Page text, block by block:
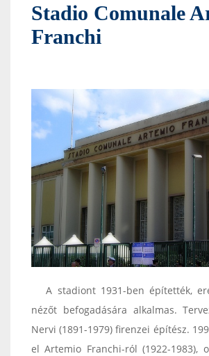
Stadio Comunale
Franchi
A stadiont 1931-ben építették,
nézőt befogadására alkalmas.
Nervi (1891-1979) firenzei építész.
el Artemio Franchi-ról (1922-1983),